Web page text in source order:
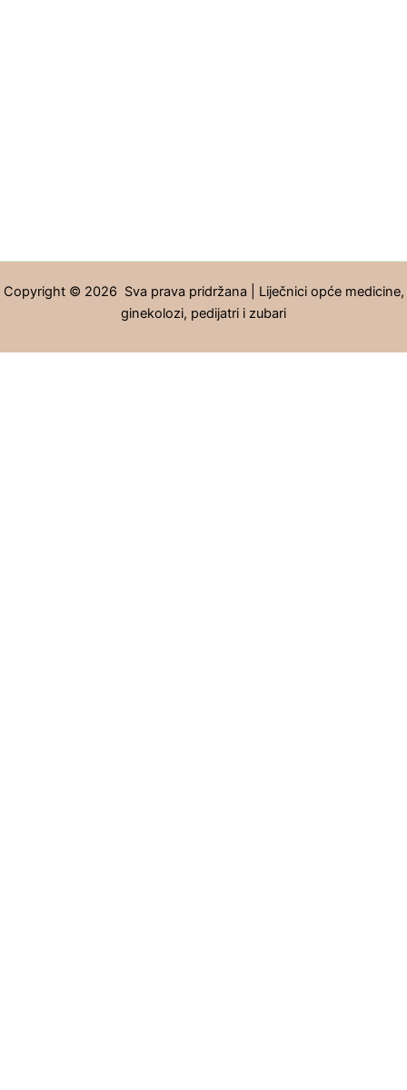
Copyright © 2026 Sva prava pridržana | Liječnici opće medicine,
ginekolozi, pedijatri i zubari